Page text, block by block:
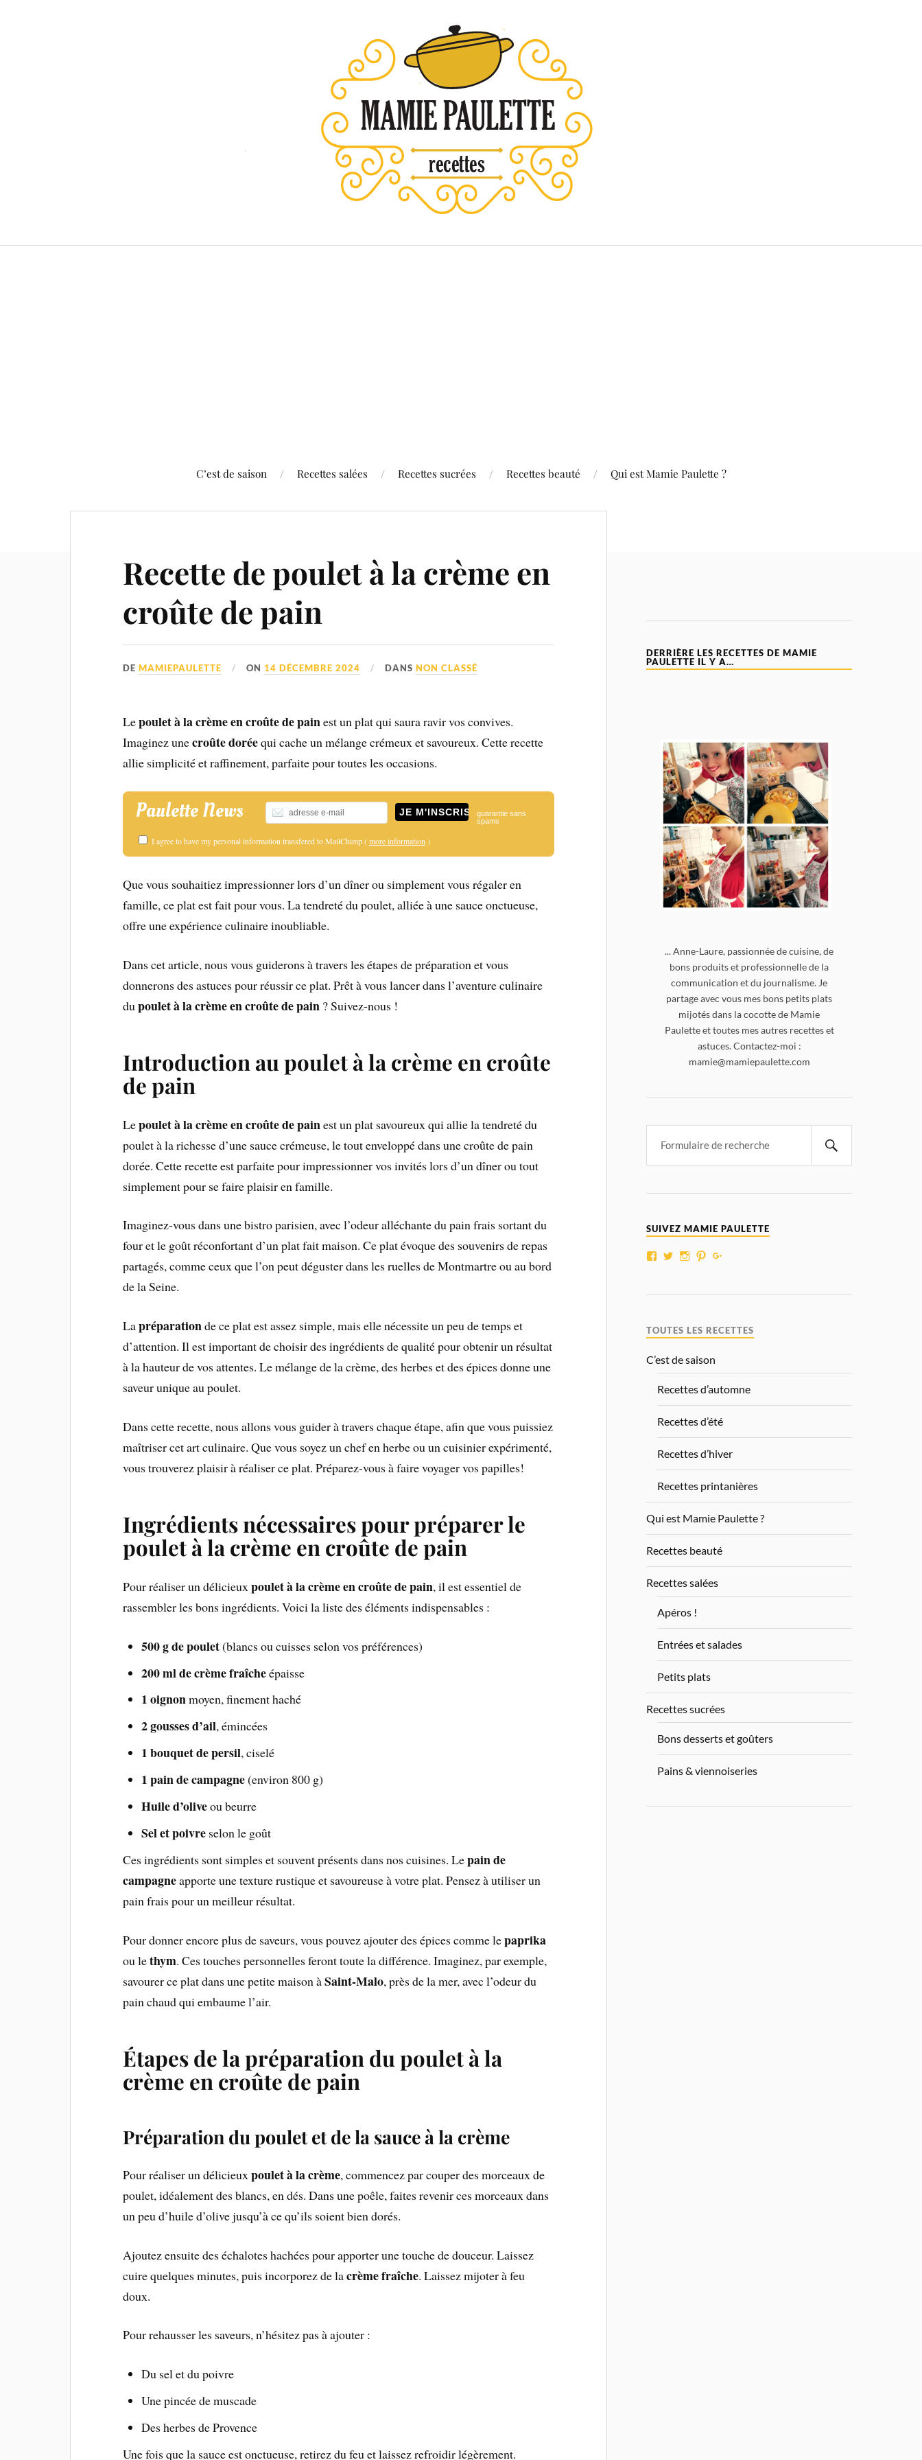
C’est de saison Recettes salées Recettes sucrées Recettes beauté Qui est Mamie Paulette ?
Recette de poulet à la crème en
croûte de pain
DEMAMIEPAULETTE ON 14 DÉCEMBRE 2024 DANSNON CLASSÉ
Lepoulet à la crème en croûte de painest un plat qui saura ravir vos convives.
Imaginez unecroûte doréequi cache un mélange crémeux et savoureux. Cette recette
allie simplicité et raffinement, parfaite pour toutes les occasions.
Paulette News
guarantie sans
spams
I agree to have my personal information transfered to MailChimp (more information )
Que vous souhaitiez impressionner lors d’un dîner ou simplement vous régaler en
famille, ce plat est fait pour vous. La tendreté du poulet, alliée à une sauce onctueuse,
offre une expérience culinaire inoubliable.
Dans cet article, nous vous guiderons à travers les étapes de préparation et vous
donnerons des astuces pour réussir ce plat. Prêt à vous lancer dans l’aventure culinaire
dupoulet à la crème en croûte de pain ? Suivez-nous !
Introduction au poulet à la crème en croûte
de pain
Lepoulet à la crème en croûte de painest un plat savoureux qui allie la tendreté du
poulet à la richesse d’une sauce crémeuse, le tout enveloppé dans une croûte de pain
dorée. Cette recette est parfaite pour impressionner vos invités lors d’un dîner ou tout
simplement pour se faire plaisir en famille.
Imaginez-vous dans une bistro parisien, avec l’odeur alléchante du pain frais sortant du
four et le goût réconfortant d’un plat fait maison. Ce plat évoque des souvenirs de repas
partagés, comme ceux que l’on peut déguster dans les ruelles de Montmartre ou au bord
de la Seine.
Lapréparationde ce plat est assez simple, mais elle nécessite un peu de temps et
d’attention. Il est important de choisir des ingrédients de qualité pour obtenir un résultat
à la hauteur de vos attentes. Le mélange de la crème, des herbes et des épices donne une
saveur unique au poulet.
Dans cette recette, nous allons vous guider à travers chaque étape, afin que vous puissiez
maîtriser cet art culinaire. Que vous soyez un chef en herbe ou un cuisinier expérimenté,
vous trouverez plaisir à réaliser ce plat. Préparez-vous à faire voyager vos papilles!
Ingrédients nécessaires pour préparer le
poulet à la crème en croûte de pain
Pour réaliser un délicieuxpoulet à la crème en croûte de pain, il est essentiel de
rassembler les bons ingrédients. Voici la liste des éléments indispensables :
500 g de poulet(blancs ou cuisses selon vos préférences)
200 ml de crème fraîcheépaisse
1 oignonmoyen, finement haché
2 gousses d’ail, émincées
1 bouquet de persil, ciselé
1 pain de campagne(environ 800 g)
Huile d’oliveou beurre
Sel et poivreselon le goût
Ces ingrédients sont simples et souvent présents dans nos cuisines. Lepain de
campagneapporte une texture rustique et savoureuse à votre plat. Pensez à utiliser un
pain frais pour un meilleur résultat.
Pour donner encore plus de saveurs, vous pouvez ajouter des épices comme lepaprika
ou lethym. Ces touches personnelles feront toute la différence. Imaginez, par exemple,
savourer ce plat dans une petite maison àSaint-Malo, près de la mer, avec l’odeur du
pain chaud qui embaume l’air.
Étapes de la préparation du poulet à la
crème en croûte de pain
Préparation du poulet et de la sauce à la crème
Pour réaliser un délicieuxpoulet à la crème, commencez par couper des morceaux de
poulet, idéalement des blancs, en dés. Dans une poêle, faites revenir ces morceaux dans
un peu d’huile d’olive jusqu’à ce qu’ils soient bien dorés.
Ajoutez ensuite des échalotes hachées pour apporter une touche de douceur. Laissez
cuire quelques minutes, puis incorporez de lacrème fraîche. Laissez mijoter à feu
doux.
Pour rehausser les saveurs, n’hésitez pas à ajouter :
Du sel et du poivre
Une pincée de muscade
Des herbes de Provence
Une fois que la sauce est onctueuse, retirez du feu et laissez refroidir légèrement.
DERRIÈRE LES RECETTES DE MAMIE
PAULETTE IL Y A…
... Anne-Laure, passionnée de cuisine, de
bons produits et professionnelle de la
communication et du journalisme. Je
partage avec vous mes bons petits plats
mijotés dans la cocotte de Mamie
Paulette et toutes mes autres recettes et
astuces. Contactez-moi :
mamie@mamiepaulette.com
SUIVEZ MAMIE PAULETTE
TOUTES LES RECETTES
C’est de saison
Recettes d’automne
Recettes d’été
Recettes d’hiver
Recettes printanières
Qui est Mamie Paulette ?
Recettes beauté
Recettes salées
Apéros !
Entrées et salades
Petits plats
Recettes sucrées
Bons desserts et goûters
Pains & viennoiseries